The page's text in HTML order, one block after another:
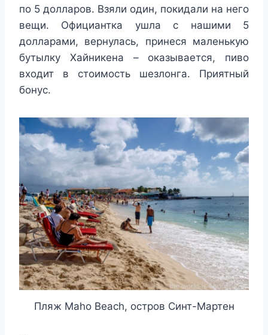
по 5 долларов. Взяли один, покидали на него
вещи. Официантка ушла с нашими 5
долларами, вернулась, принеся маленькую
бутылку Хайникена – оказывается, пиво
входит в стоимость шезлонга. Приятный
бонус.
Пляж Maho Beach, остров Синт-Мартен